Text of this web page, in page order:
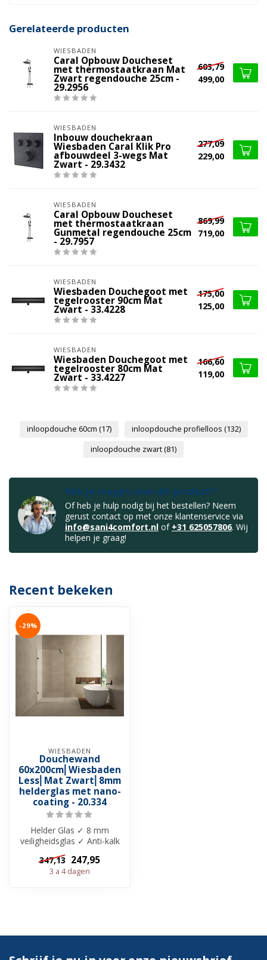
Gerelateerde producten
WIESBADEN
Caral Opbouw Doucheset
met thermostaatkraan Mat
Zwart regendouche 25cm -
29.2956
603,79
499,00
WIESBADEN
Inbouw douchekraan
Wiesbaden Caral Klik Pro
afbouwdeel 3-wegs Mat
Zwart - 29.3432
277,09
229,00
WIESBADEN
Caral Opbouw Doucheset
met thermostaatkraan
Gunmetal regendouche 25cm
- 29.7957
869,99
719,00
WIESBADEN
Wiesbaden Douchegoot met
tegelrooster 90cm Mat
Zwart - 33.4228
175,00
125,00
WIESBADEN
Wiesbaden Douchegoot met
tegelrooster 80cm Mat
Zwart - 33.4227
166,60
119,00
inloopdouche 60cm (17) inloopdouche profielloos (132)
inloopdouche zwart(81)
Heb je vragen over dit product?
Of heb je hulp nodig bij het bestellen? Neem
gerust contact op met onze klantenservice via
info@sani4comfort.nl of +31 625057806. Wij
helpen je graag!
Recent bekeken
-29%
WIESBADEN
Douchewand
60x200cm⎢Wiesbaden
Less⎢Mat Zwart⎢8mm
helderglas met nano-
coating - 20.334
Helder Glas ✓ 8 mm
veiligheidsglas ✓ Anti-kalk
behandeling ✓ Zonder
muurprofiel...
347,13 247,95
3 a 4 dagen